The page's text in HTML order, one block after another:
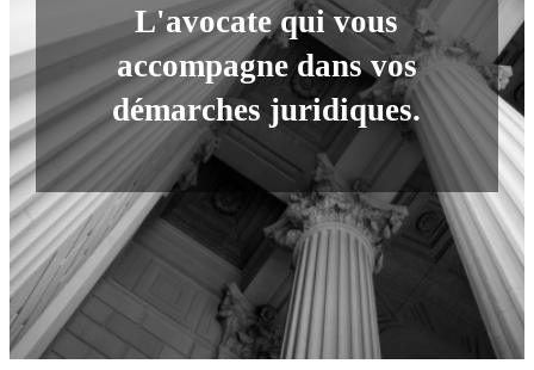
L'avocate qui vous
accompagne dans vos
démarches juridiques.